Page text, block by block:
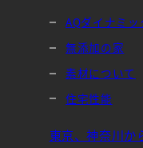
AQダイナミッ
無添加の家
素材について
住宅性能
東京、神奈川か